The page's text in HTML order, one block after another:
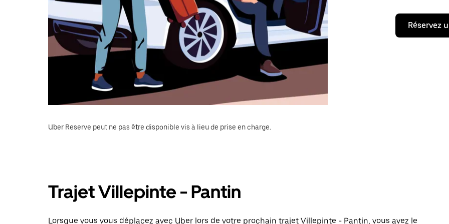
Réservez
Uber Reserve peut ne pas être disponible vis à lieu de prise en charge.
Trajet Villepinte - Pantin
Lorsque vous vous déplacez avec Uber lors de votre prochain trajet Villepinte - Pantin, vous avez le